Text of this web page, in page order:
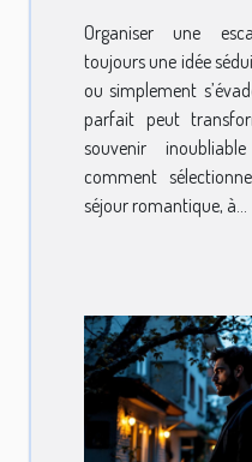
Organiser une
toujours une idée
ou simplement
parfait peut
souvenir
comment
séjour romantique, à...